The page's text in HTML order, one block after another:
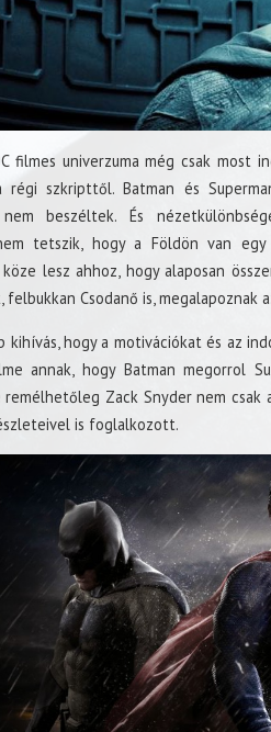
filmes univerzuma még csak most
régi szkripttől. Batman és
beszéltek. És
tetszik, hogy a Földön van
lesz ahhoz, hogy alaposan
Csodanő is, megalapoznak
kihívás, hogy a motivációkat és az
annak, hogy Batman megorrol
Zack Snyder nem
is foglalkozott.